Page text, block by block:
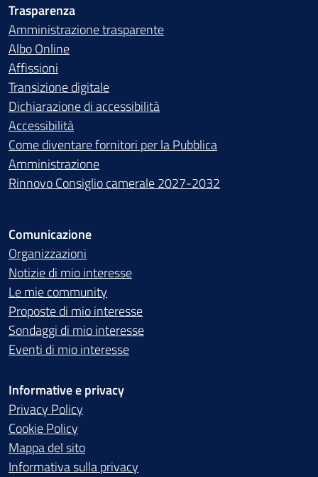
Trasparenza
Amministrazione trasparente
Albo Online
Affissioni
Transizione digitale
Dichiarazione di accessibilità
Accessibilità
Come diventare fornitori per la Pubblica
Amministrazione
Rinnovo Consiglio camerale 2027-2032
Comunicazione
Organizzazioni
Notizie di mio interesse
Le mie community
Proposte di mio interesse
Sondaggi di mio interesse
Eventi di mio interesse
Informative e privacy
Privacy Policy
Cookie Policy
Mappa del sito
Informativa sulla privacy